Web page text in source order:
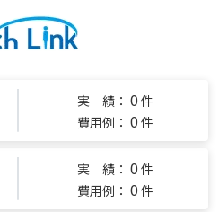
実 績： 0 件
費用例： 0 件
実 績： 0 件
費用例： 0 件